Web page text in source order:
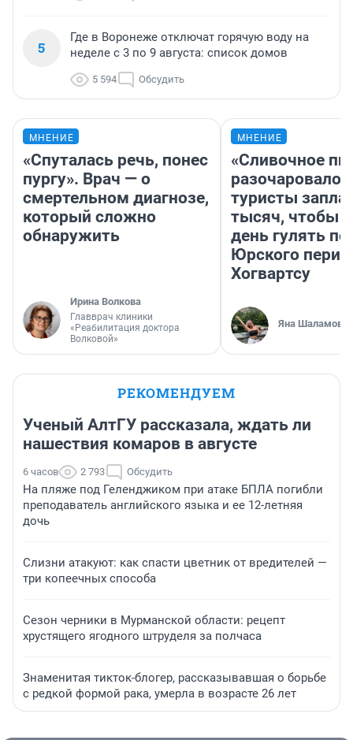
5
Где в Воронеже отключат горячую воду на
неделе с 3 по 9 августа: список домов
5 594 Обсудить
МНЕНИЕ
«Спуталась речь, понес
пургу». Врач — о
смертельном диагнозе,
который сложно
обнаружить
Ирина Волкова
Главврач клиники
«Реабилитация доктора
Волковой»
МНЕНИЕ
«Сливочное
разочаровало»:
туристы
тысяч, чтобы
день гулять по
Юрского
Хогвартсу
Яна Шаламова
РЕКОМЕНДУЕМ
Ученый АлтГУ рассказала, ждать ли
нашествия комаров в августе
6 часов 2 793 Обсудить
На пляже под Геленджиком при атаке БПЛА погибли
преподаватель английского языка и ее 12-летняя
дочь
Слизни атакуют: как спасти цветник от вредителей —
три копеечных способа
Сезон черники в Мурманской области: рецепт
хрустящего ягодного штруделя за полчаса
Знаменитая тикток-блогер, рассказывавшая о борьбе
с редкой формой рака, умерла в возрасте 26 лет